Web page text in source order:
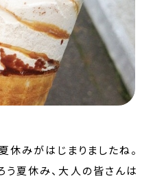
休みがはじまりましたね。
夏休み、大人の皆さんは